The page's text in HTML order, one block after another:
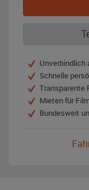
Unverbindlich
Schnelle
Transparente
Mieten für
Bundesweit